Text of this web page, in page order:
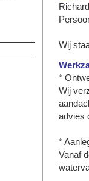
Wij
*
Wij
advies
*
Vanaf